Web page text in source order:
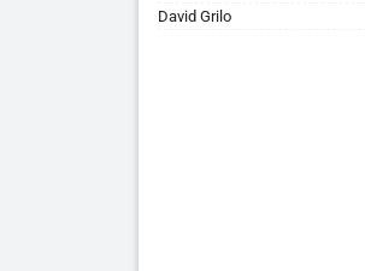
David Grilo